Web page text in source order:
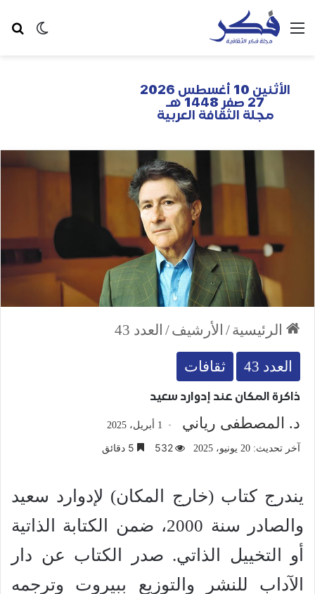
الأثنين 10 أغسطس 2026
27 صفر 1448 هـ
مجلة الثقافة العربية
الرئيسية/ الأرشيف/ العدد 43
العدد 43 ثقافات
ذاكرة المكان عند إدوارد سعيد
د. المصطفى رياني 1 أبريل، 2025
آخر تحديث: 20 يونيو، 2025 532
يندرج كتاب (خارج المكان) لإدوارد سعيد
والصادر سنة 2000، ضمن الكتابة الذاتية
أو التخييل الذاتي. صدر الكتاب عن دار
الآداب للنشر والتوزيع ببيروت وترجمه